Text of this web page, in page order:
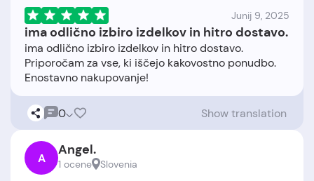
Junij 9, 2025
ima odlično izbiro izdelkov in hitro dostavo.
ima odlično izbiro izdelkov in hitro dostavo.
Priporočam za vse, ki iščejo kakovostno ponudbo.
0 Show translation
A Angel.
1 ocene Slovenia